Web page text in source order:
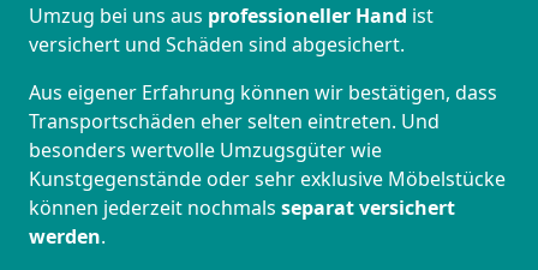
Umzug bei uns aus professioneller Hand ist
versichert und Schäden sind abgesichert.
Aus eigener Erfahrung können wir bestätigen, dass
Transportschäden eher selten eintreten. Und
besonders wertvolle Umzugsgüter wie
Kunstgegenstände oder sehr exklusive Möbelstücke
können jederzeit nochmals separat versichert
werden.